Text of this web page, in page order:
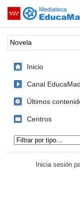
Saltar navegación
Palabra o frase:
Inicio
Canal
Últimos
Centros
Inicia sesión